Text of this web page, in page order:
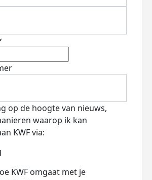
op de hoogte van nieuws,
waarop ik kan
KWF via:
KWF omgaat met je